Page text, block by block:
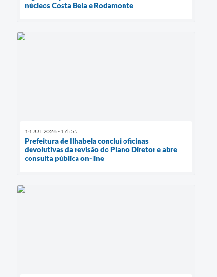
núcleos Costa Bela e Rodamonte
14 JUL 2026 - 17h55
Prefeitura de Ilhabela conclui oficinas
devolutivas da revisão do Plano Diretor e abre
consulta pública on-line